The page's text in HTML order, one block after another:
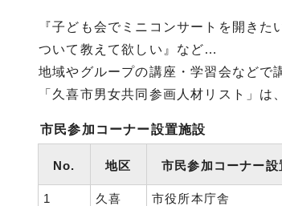
『子ども会でミニコンサートを開き
ついて教えて欲しい』など…
地域やグループの講座・学習会などで
「久喜市男女共同参画人材リスト」
市民参加コーナー設置施設
No. 地区 市民参加コーナー設
1 久喜
市役所本庁舎